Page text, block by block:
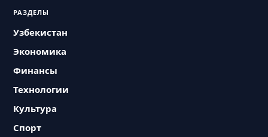
РАЗДЕЛЫ
Узбекистан
Экономика
Финансы
Технологии
Культура
Спорт